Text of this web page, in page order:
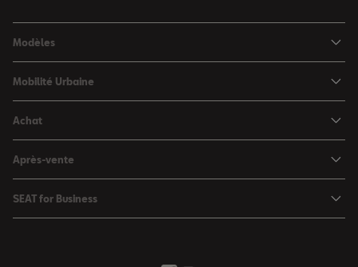
Modèles
SEAT Leon
SEAT Leon Sportstourer
SEAT Ateca
Mobilité Urbaine
Charger à domicile
Achat
Conditions Summer
Après-vente
SEAT for Business